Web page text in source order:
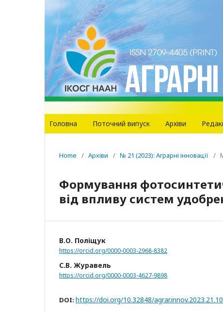
Головна Поточний випуск Архіви
Home / Архіви / № 21 (2023): Аграрні інновації /
Формування
від впливу систем
В.О. Поліщук
https://orcid.org/0000-0003-2968-8382
С.В. Журавель
https://orcid.org/0000-0003-4627-9898
DOI: https://doi.org/10.32848/agrar.innov.2023.21.10